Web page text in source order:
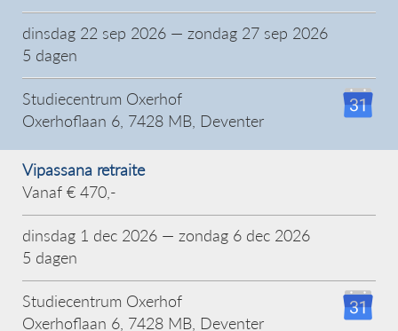
dinsdag 22 sep 2026 — zondag 27 sep 2026
5 dagen
Studiecentrum Oxerhof
Oxerhoflaan 6, 7428 MB, Deventer
Vipassana retraite
Vanaf € 470,-
dinsdag 1 dec 2026 — zondag 6 dec 2026
5 dagen
Studiecentrum Oxerhof
Oxerhoflaan 6, 7428 MB, Deventer